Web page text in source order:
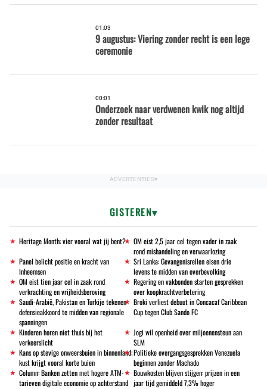
01:03
9 augustus: Viering zonder recht is een lege
ceremonie
00:01
Onderzoek naar verdwenen kwik nog altijd
zonder resultaat
GISTEREN
Heritage Month: vier vooral wat jij bent?
OM eist 2,5 jaar cel tegen vader in zaak
rond mishandeling en verwaarlozing
Panel belicht positie en kracht van
Inheemsen
Sri Lanka: Gevangenisrellen eisen drie
levens te midden van overbevolking
OM eist tien jaar cel in zaak rond
verkrachting en vrijheidsberoving
Regering en vakbonden starten gesprekken
over koopkrachtverbetering
Saudi-Arabië, Pakistan en Turkije tekenen
defensieakkoord te midden van regionale
spanningen
Broki verliest debuut in Concacaf Caribbean
Cup tegen Club Sando FC
Kinderen horen niet thuis bij het
verkeerslicht
Jogi wil openheid over miljoenensteun aan
SLM
Kans op stevige onweersbuien in binnenland;
kust krijgt vooral korte buien
Politieke overgangsgesprekken Venezuela
beginnen zonder Machado
Column: Banken zetten met hogere ATM-
tarieven digitale economie op achterstand
Bouwkosten blijven stijgen: prijzen in een
jaar tijd gemiddeld 7,3% hoger